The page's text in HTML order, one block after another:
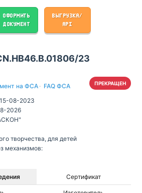
ОФОРМИТЬ
ДОКУМЕНТ
ВЫГРУЗКА/
API
23
на ФСА · FAQ ФСА
15-08-2023
2026
творчества, для детей
механизмов:
ПРЕКРАЩЕН
Сертификат